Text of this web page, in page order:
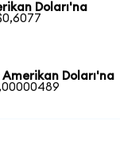
Doları'na
Amerikan Doları'na